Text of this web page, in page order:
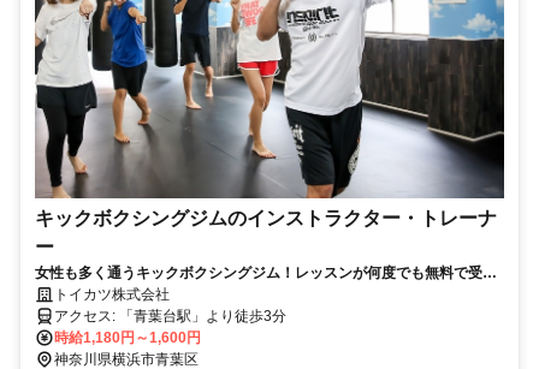
キックボクシングジムのインストラクター・トレーナ
ー
女性も多く通うキックボクシングジム！レッスンが何度でも無料で受け
られる特典付き☆
トイカツ株式会社
アクセス: 「青葉台駅」より徒歩3分
時給1,180円～1,600円
神奈川県横浜市青葉区